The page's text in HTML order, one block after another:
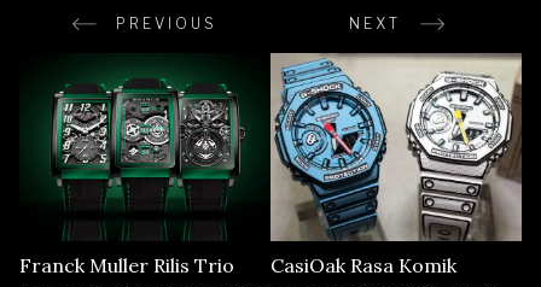
PREVIOUS NEXT
Franck Muller Rilis Trio
CasiOak Rasa Komik